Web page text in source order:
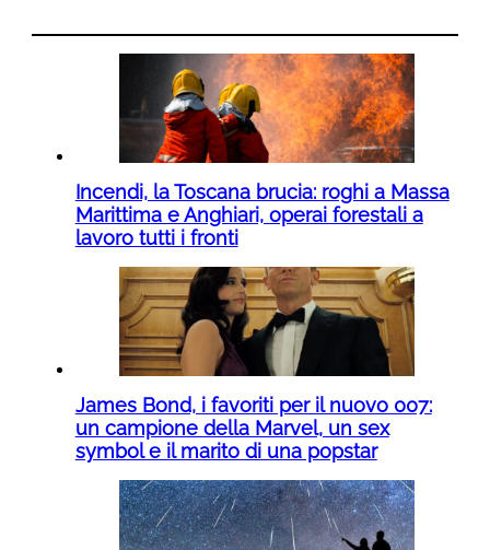
Incendi, la Toscana brucia: roghi a Massa
Marittima e Anghiari, operai forestali a
lavoro tutti i fronti
James Bond, i favoriti per il nuovo 007:
un campione della Marvel, un sex
symbol e il marito di una popstar